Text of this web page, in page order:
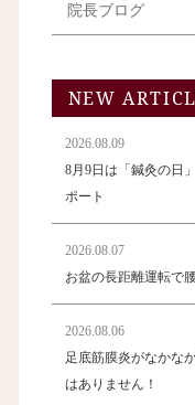
院長ブログ
NEW
2026.08.09
8月9日は「鍼灸の日
ポート
2026.08.07
お盆の長距離運転で
2026.08.06
足底筋膜炎がなかな
はありません！